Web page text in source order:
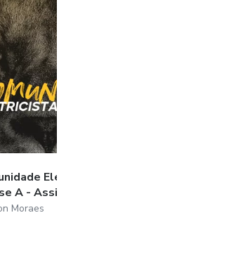
Eletricista
A - Assinatura
Moraes